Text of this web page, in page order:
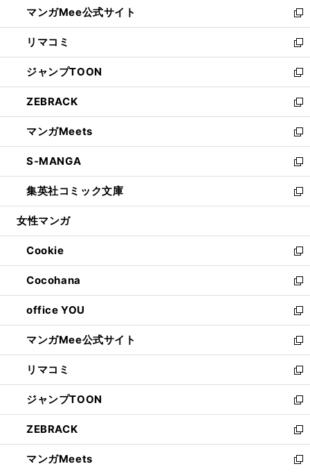
く
ド
ウ
で
開
く
ィ
ン
ド
ウ
で
開
く
い
ウ
ィ
ン
ド
ウ
で
開
く
マンガMee公式サイト
新
し
い
ウ
ィ
ン
ド
ウ
で
開
く
リマコミ
新
し
い
ウ
ィ
ン
ド
ウ
で
開
く
ジャンプTOON
新
し
い
ウ
ィ
ン
ド
ウ
で
開
ZEBRACK
新
し
い
ウ
ィ
ン
ド
ウ
開
く
マンガMeets
新
し
い
ウ
ィ
ン
ウ
で
開
く
S-MANGA
新
し
い
ウ
ン
ド
ウ
で
開
く
集英社コミック文庫
新
し
ウ
ィ
ン
ド
ウ
で
開
く
女性マンガ
Cookie
新
し
い
ウ
ィ
ン
ド
ウ
で
開
く
Cocohana
新
し
い
ウ
ィ
ン
ド
ウ
で
開
く
office YOU
新
し
い
ウ
ィ
ン
ド
ウ
で
開
く
マンガMee公式サイト
新
し
い
ウ
ィ
ン
ド
ウ
で
リマコミ
新
し
い
ウ
ィ
ン
ド
ジャンプTOON
新
し
い
ウ
ィ
ZEBRACK
新
し
い
マンガMeets
新